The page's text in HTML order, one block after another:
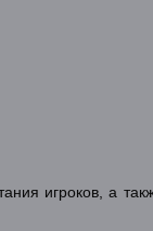
игроков, а